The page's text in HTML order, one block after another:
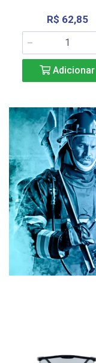
R$ 62,85
Adicionar